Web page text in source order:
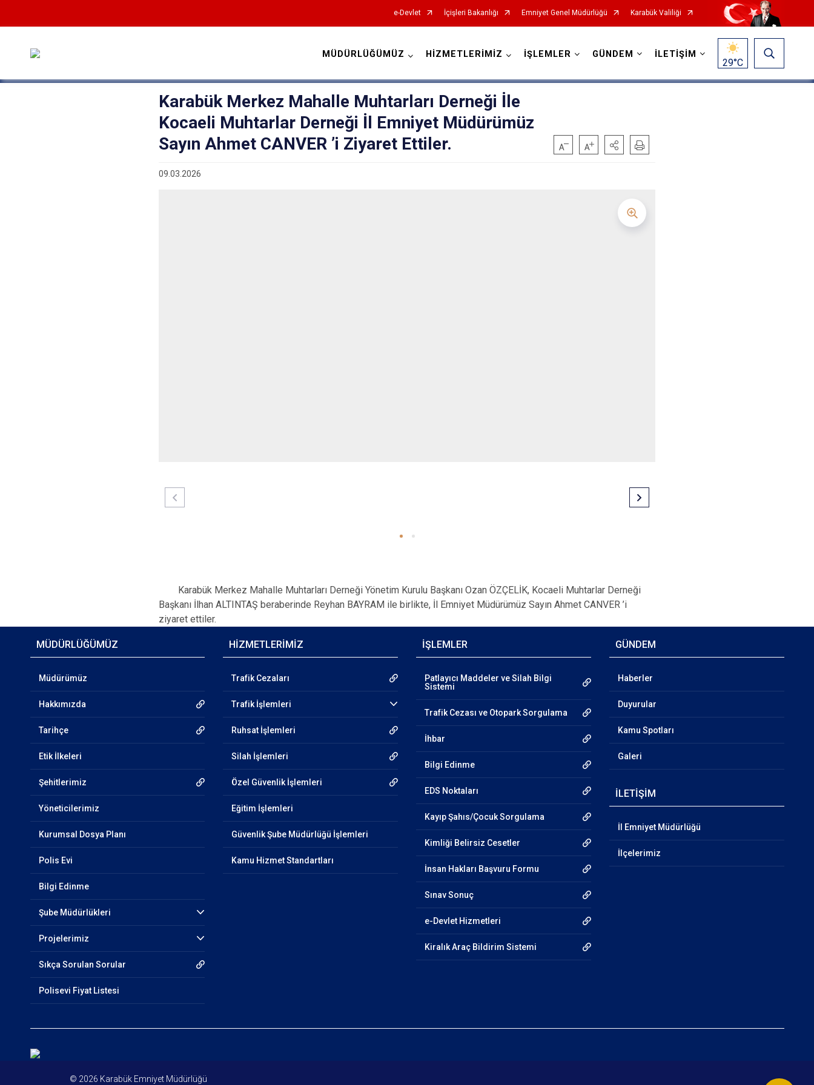
e-Devlet İçişleri Bakanlığı Emniyet Genel Müdürlüğü Karabük Valiliği
MÜDÜRLÜĞÜMÜZ HİZMETLERİMİZ İŞLEMLER GÜNDEM İLETİŞİM
29°C
Karabük Merkez Mahalle Muhtarları Derneği İle
Kocaeli Muhtarlar Derneği İl Emniyet Müdürümüz
Sayın Ahmet CANVER ’i Ziyaret Ettiler.
09.03.2026
Karabük Merkez Mahalle Muhtarları Derneği Yönetim Kurulu Başkanı Ozan ÖZÇELİK, Kocaeli Muhtarlar Derneği
Başkanı İlhan ALTINTAŞ beraberinde Reyhan BAYRAM ile birlikte, İl Emniyet Müdürümüz Sayın Ahmet CANVER ’i
ziyaret ettiler.
MÜDÜRLÜĞÜMÜZ
Müdürümüz
Hakkımızda
Tarihçe
Etik İlkeleri
Şehitlerimiz
Yöneticilerimiz
Kurumsal Dosya Planı
Polis Evi
Bilgi Edinme
Şube Müdürlükleri
Projelerimiz
Sıkça Sorulan Sorular
Polisevi Fiyat Listesi
HİZMETLERİMİZ
Trafik Cezaları
Trafik İşlemleri
Ruhsat İşlemleri
Silah İşlemleri
Özel Güvenlik İşlemleri
Eğitim İşlemleri
Güvenlik Şube Müdürlüğü İşlemleri
Kamu Hizmet Standartları
İŞLEMLER
Patlayıcı Maddeler ve Silah Bilgi
Sistemi
Trafik Cezası ve Otopark Sorgulama
İhbar
Bilgi Edinme
EDS Noktaları
Kayıp Şahıs/Çocuk Sorgulama
Kimliği Belirsiz Cesetler
İnsan Hakları Başvuru Formu
Sınav Sonuç
e-Devlet Hizmetleri
Kiralık Araç Bildirim Sistemi
GÜNDEM
Haberler
Duyurular
Kamu Spotları
Galeri
İLETİŞİM
İl Emniyet Müdürlüğü
İlçelerimiz
© 2026 Karabük Emniyet Müdürlüğü